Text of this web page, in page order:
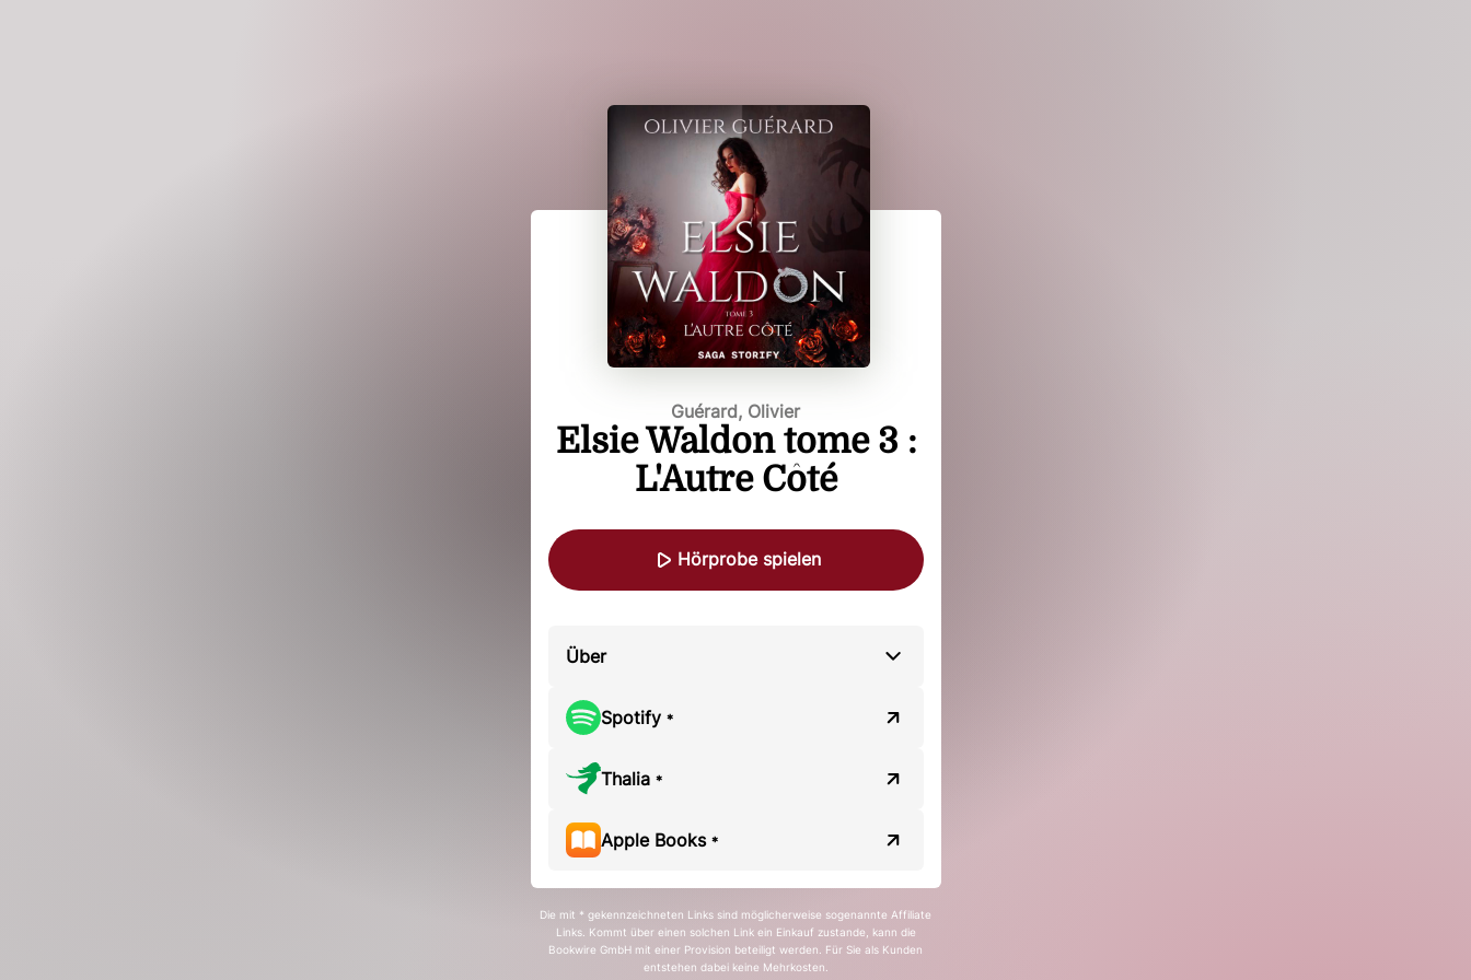
Guérard, Olivier
Elsie Waldon tome 3 :
L'Autre Côté
Hörprobe spielen
Über
Spotify *
Thalia *
Apple Books *
Die mit * gekennzeichneten Links sind möglicherweise sogenannte Affiliate
Links. Kommt über einen solchen Link ein Einkauf zustande, kann die
Bookwire GmbH mit einer Provision beteiligt werden. Für Sie als Kunden
entstehen dabei keine Mehrkosten.